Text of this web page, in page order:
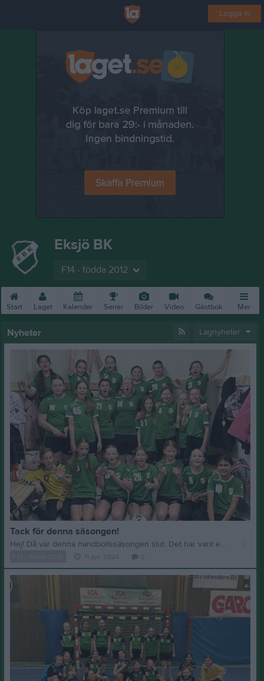
Logga in
Eksjö BK
F14 - födda 2012
Start Laget Kalender Serier Bilder Video Gästbok Mer
Nyheter Lagnyheter
Tack för denna säsongen!
Hej! Då var denna handbollssäsongen slut. Det har varit en rolig och lärorik säsong. En del utmaningar med att få till mycket aktivitet på träningarna och speltid på matcherna med ett stort lag och få tränare. Säsongens höjdpunkt tycker nog både vi ledare och tjejerna var att åka på Irstablixten. Det gav en fin gemenskap i laget och lärorikt att träffa och spela mot andra lag. En riktigt rolig helg på alla sätt. Vi vill tacka de föräldrar som hjälpt till på träningarna under säsongen och ge ett extra tack till Sophia och Tomas som var till stor hjälp under Irstablixten. Inför nästa säsong så blir det seriespel med resultat vilket innebär att det blir mer att rapportera i matchsekretariatet. Därför är det obligatoriskt att en förälder per spelare går funktionärsutbildningen som är den 27/8 för att tjejerna ska få vara med och spela matcher. Utan matchfunktionärer blir det inga matcher. Är det någon av tjejerna som inte vill fortsätta nästa säsong så får ni gärna meddela det då vi redan nu planerar för nästa säsong och anmäler till seriespel. Angående träningstider till hösten så kommer vi inte få veta det förrens i augusti. Vi önskar alla en härlig vår och sommar och skickade med tjejerna ett handbollsbingo så de kan träna lite i sommar också. Vi är tacksamma för att vi får vara ett del av detta härliga gäng och får äran att följa deras utveckling på riktigt nära håll. Mvh Camilla och Jenny